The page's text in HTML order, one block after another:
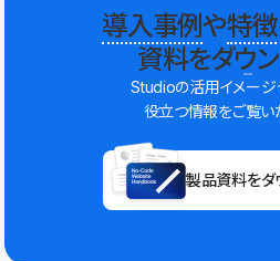
導入事例や特徴
資料をダウン
Studioの活用イメー
役立つ情報をご覧い
製品資料をダ